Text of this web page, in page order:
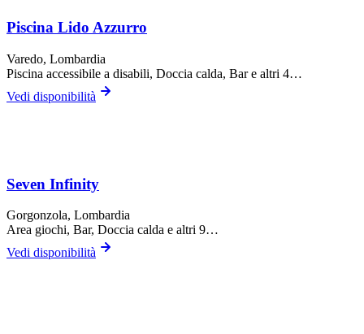
Piscina Lido Azzurro
Varedo, Lombardia
Piscina accessibile a disabili, Doccia calda, Bare altri 4…
Vedi disponibilità
Seven Infinity
Gorgonzola, Lombardia
Area giochi, Bar, Doccia calda e altri 9…
Vedi disponibilità